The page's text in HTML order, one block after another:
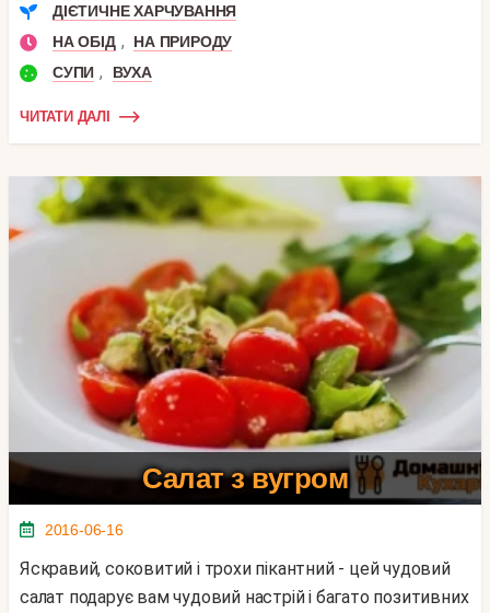
ДІЄТИЧНЕ ХАРЧУВАННЯ
НА ОБІД ,
НА ПРИРОДУ
СУПИ , ВУХА
ЧИТАТИ ДАЛІ
Салат з вугром
2016-06-16
Яскравий, соковитий і трохи пікантний - цей чудовий
салат подарує вам чудовий настрій і багато позитивних